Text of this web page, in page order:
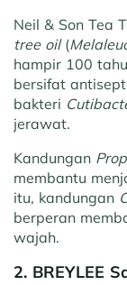
Neil & Son Tea
tree oil (
hampir 100
bersifat
bakteri
jerawat.
Kandungan
membantu
itu, kandungan
berperan
wajah.
2. BREYLEE